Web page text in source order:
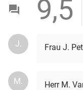
9,5
J. Frau J.
M. Herr M.